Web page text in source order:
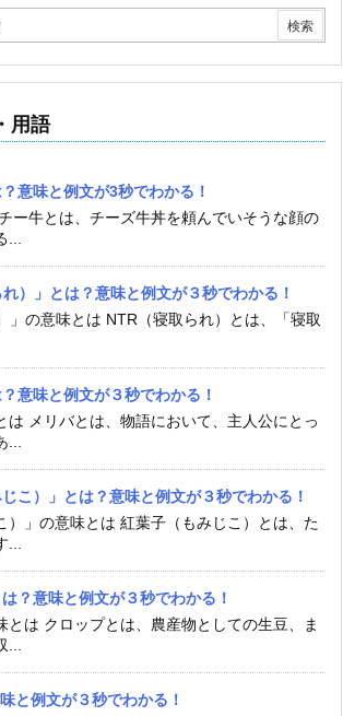
用語
？意味と例文が3秒でわかる！
ー牛とは、チーズ牛丼を頼んでいそうな顔の
れ）」とは？意味と例文が３秒でわかる！
」の意味とは NTR（寝取られ）とは、「寝取
？意味と例文が３秒でわかる！
は メリバとは、物語において、主人公にとっ
じこ）」とは？意味と例文が３秒でわかる！
）」の意味とは 紅葉子（もみじこ）とは、た
は？意味と例文が３秒でわかる！
とは クロップとは、農産物としての生豆、ま
と例文が３秒でわかる！